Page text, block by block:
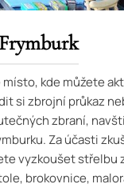
kde můžete
si zbrojní průkaz
zbraní,
Za účasti
vyzkoušet střelbu
brokovnice,